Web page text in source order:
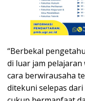
“Berbekal
di luar jam
cara berwirausaha
ditekuni selepas